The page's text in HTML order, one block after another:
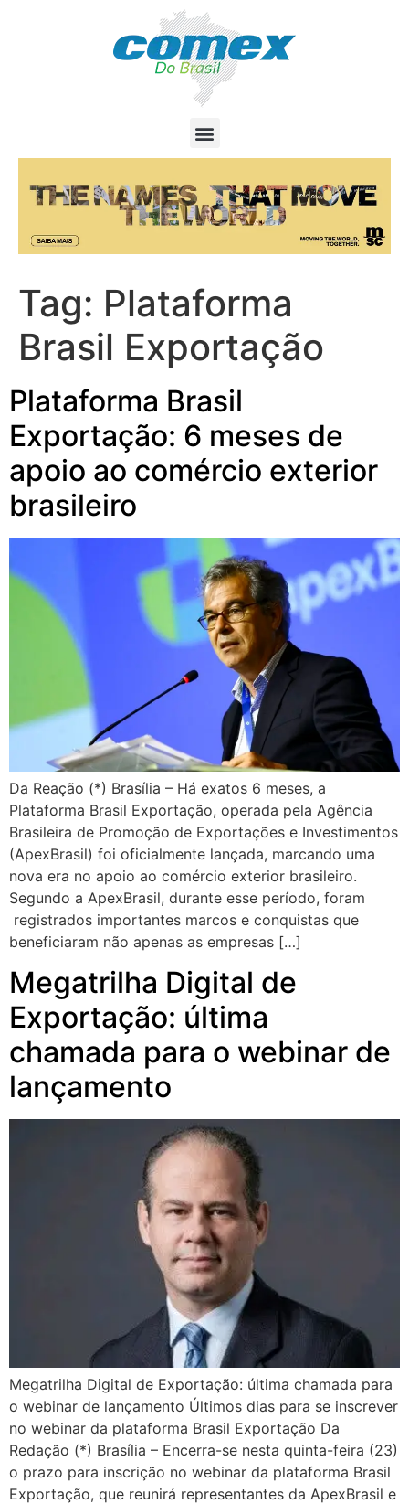
Tag: Plataforma
Brasil Exportação
Plataforma Brasil
Exportação: 6 meses de
apoio ao comércio exterior
brasileiro
Da Reação (*) Brasília – Há exatos 6 meses, a
Plataforma Brasil Exportação, operada pela Agência
Brasileira de Promoção de Exportações e Investimentos
(ApexBrasil) foi oficialmente lançada, marcando uma
nova era no apoio ao comércio exterior brasileiro.
Segundo a ApexBrasil, durante esse período, foram
registrados importantes marcos e conquistas que
beneficiaram não apenas as empresas […]
Megatrilha Digital de
Exportação: última
chamada para o webinar de
lançamento
Megatrilha Digital de Exportação: última chamada para
o webinar de lançamento Últimos dias para se inscrever
no webinar da plataforma Brasil Exportação Da
Redação (*) Brasília – Encerra-se nesta quinta-feira (23)
o prazo para inscrição no webinar da plataforma Brasil
Exportação, que reunirá representantes da ApexBrasil e